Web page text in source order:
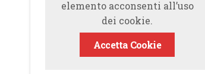
elemento acconsenti all’uso
dei cookie.
Accetta Cookie